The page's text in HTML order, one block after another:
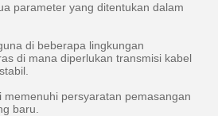
parameter yang ditentukan dalam
di beberapa lingkungan
di mana diperlukan transmisi kabel
memenuhi persyaratan pemasangan
baru.